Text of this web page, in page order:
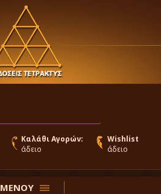
Καλάθι Αγορών:
άδειο
Wishlist
άδειο
ΜΕΝΟΥ